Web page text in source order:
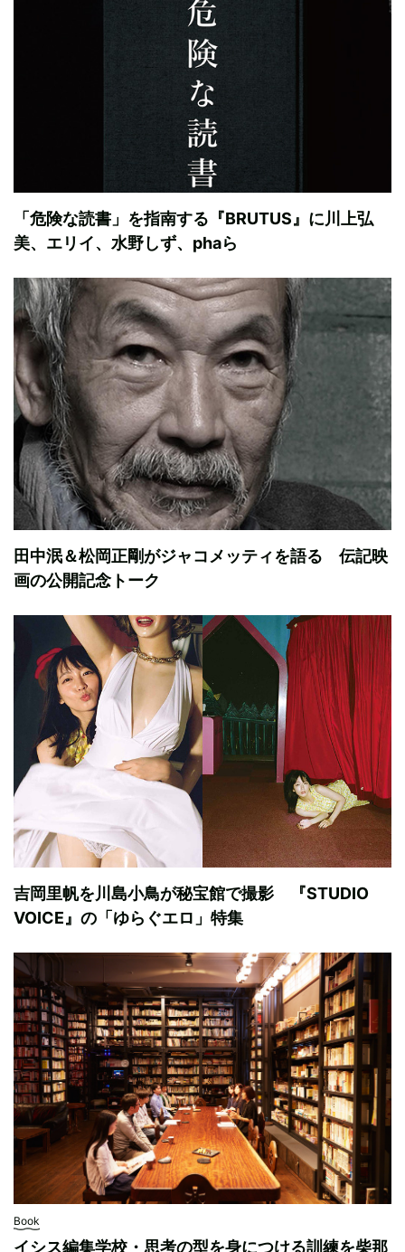
「危険な読書」を指南する『BRUTUS』に川上弘
美、エリイ、水野しず、phaら
田中泯＆松岡正剛がジャコメッティを語る 伝記映
画の公開記念トーク
吉岡里帆を川島小鳥が秘宝館で撮影 『STUDIO
VOICE』の「ゆらぐエロ」特集
Book
イシス編集学校・思考の型を身につける訓練を柴那